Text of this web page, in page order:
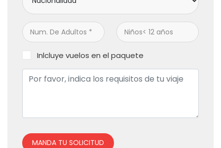
Inlcluye vuelos en el paquete
MANDA TU SOLICITUD